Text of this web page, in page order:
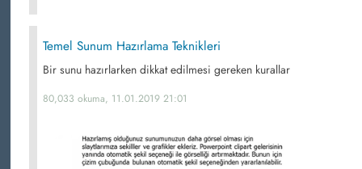
Temel Sunum Hazırlama Teknikleri
Bir sunu hazırlarken dikkat edilmesi gereken kurallar
80,033 okuma, 11.01.2019 21:01